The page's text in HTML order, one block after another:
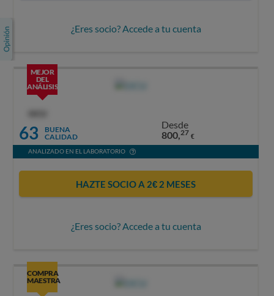
¿Eres socio? Accede a tu cuenta
MEJOR
DEL
ANÁLISIS
63
BUENA
CALIDAD
Desde
800,27 €
ANALIZADO EN EL LABORATORIO
HAZTE SOCIO A 2€ 2 MESES
¿Eres socio? Accede a tu cuenta
COMPRA
MAESTRA